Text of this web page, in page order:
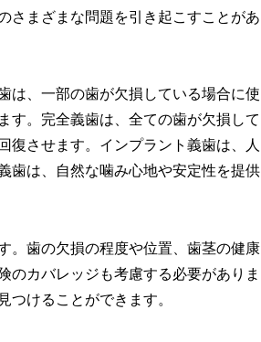
さまざまな問題を引き起こすことがあ
は、一部の歯が欠損している場合に使
す。完全義歯は、全ての歯が欠損して
復させます。インプラント義歯は、人
歯は、自然な噛み心地や安定性を提供
。歯の欠損の程度や位置、歯茎の健康
のカバレッジも考慮する必要がありま
けることができます。